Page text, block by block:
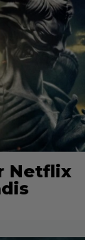
Netflix